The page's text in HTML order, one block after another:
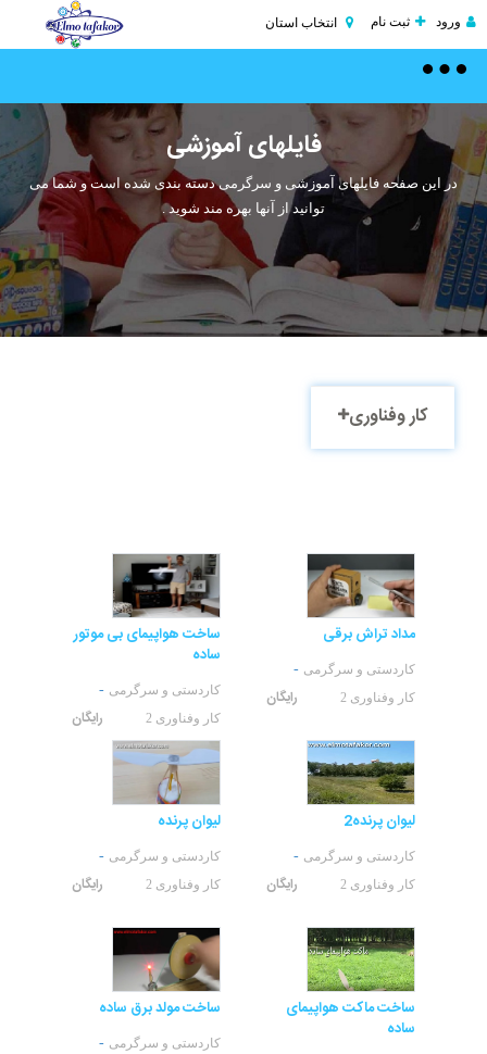
ورود ثبت نام انتخاب استان
Toggle
فایلهای آموزشی
در این صفحه فایلهای آموزشی و سرگرمی دسته بندی شده است و شما می
توانید از آنها بهره مند شوید .
کار وفناوری
مداد تراش برقی
کاردستی و سرگرمی -
کار وفناوری 2 رایگان
ساخت هواپیمای بی موتور
ساده
کاردستی و سرگرمی -
کار وفناوری 2 رایگان
لیوان پرنده2
کاردستی و سرگرمی -
کار وفناوری 2 رایگان
لیوان پرنده
کاردستی و سرگرمی -
کار وفناوری 2 رایگان
ساخت ماکت هواپیمای
ساده
ساخت مولد برق ساده
کاردستی و سرگرمی -